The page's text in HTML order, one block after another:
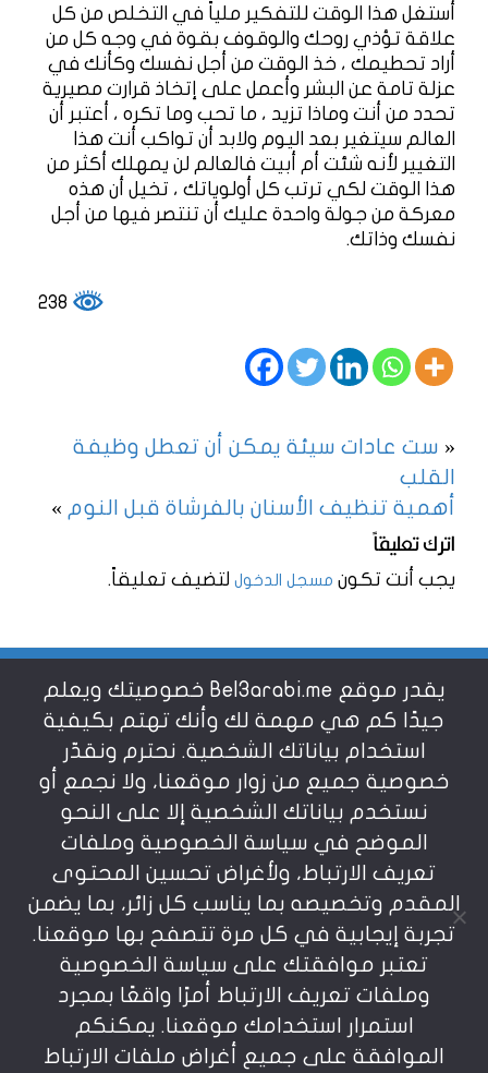
أستغل هذا الوقت للتفكير ملياً في التخلص من كل
علاقة تؤذي روحك والوقوف بقوة في وجه كل من
أراد تحطيمك ، خذ الوقت من أجل نفسك وكأنك في
عزلة تامة عن البشر وأعمل على إتخاذ قرارت مصيرية
تحدد من أنت وماذا تزيد ، ما تحب وما تكره ، أعتبر أن
العالم سيتغير بعد اليوم ولابد أن تواكب أنت هذا
التغيير لأنه شئت أم أبيت فالعالم لن يمهلك أكثر من
هذا الوقت لكي ترتب كل أولوياتك ، تخيل أن هذه
معركة من جولة واحدة عليك أن تنتصر فيها من أجل
نفسك وذاتك.
« ست عادات سيئة يمكن أن تعطل وظيفة
القلب
أهمية تنظيف الأسنان بالفرشاة قبل النوم »
اترك تعليقاً
يجب أنت تكون مسجل الدخول لتضيف تعليقاً.
شروط الاستخدام
سياسة الخصوصية
عن بالعربي
يمنع نسخ أو إعادة استخدام المواد المنشورة على
موقعنا تحت طائلة المسؤولية، إن أي استخدام أو إعادة
يقدر موقع Bel3arabi.me خصوصيتك ويعلم
جيدًا كم هي مهمة لك وأنك تهتم بكيفية
استخدام بياناتك الشخصية. نحترم ونقدّر
خصوصية جميع من زوار موقعنا، ولا نجمع أو
نستخدم بياناتك الشخصية إلا على النحو
الموضح في سياسة الخصوصية وملفات
تعريف الارتباط، ولأغراض تحسين المحتوى
المقدم وتخصيصه بما يناسب كل زائر، بما يضمن
تجربة إيجابية في كل مرة تتصفح بها موقعنا.
تعتبر موافقتك على سياسة الخصوصية
وملفات تعريف الارتباط أمرًا واقعًا بمجرد
استمرار استخدامك موقعنا. يمكنكم
الموافقة على جميع أغراض ملفات الارتباط